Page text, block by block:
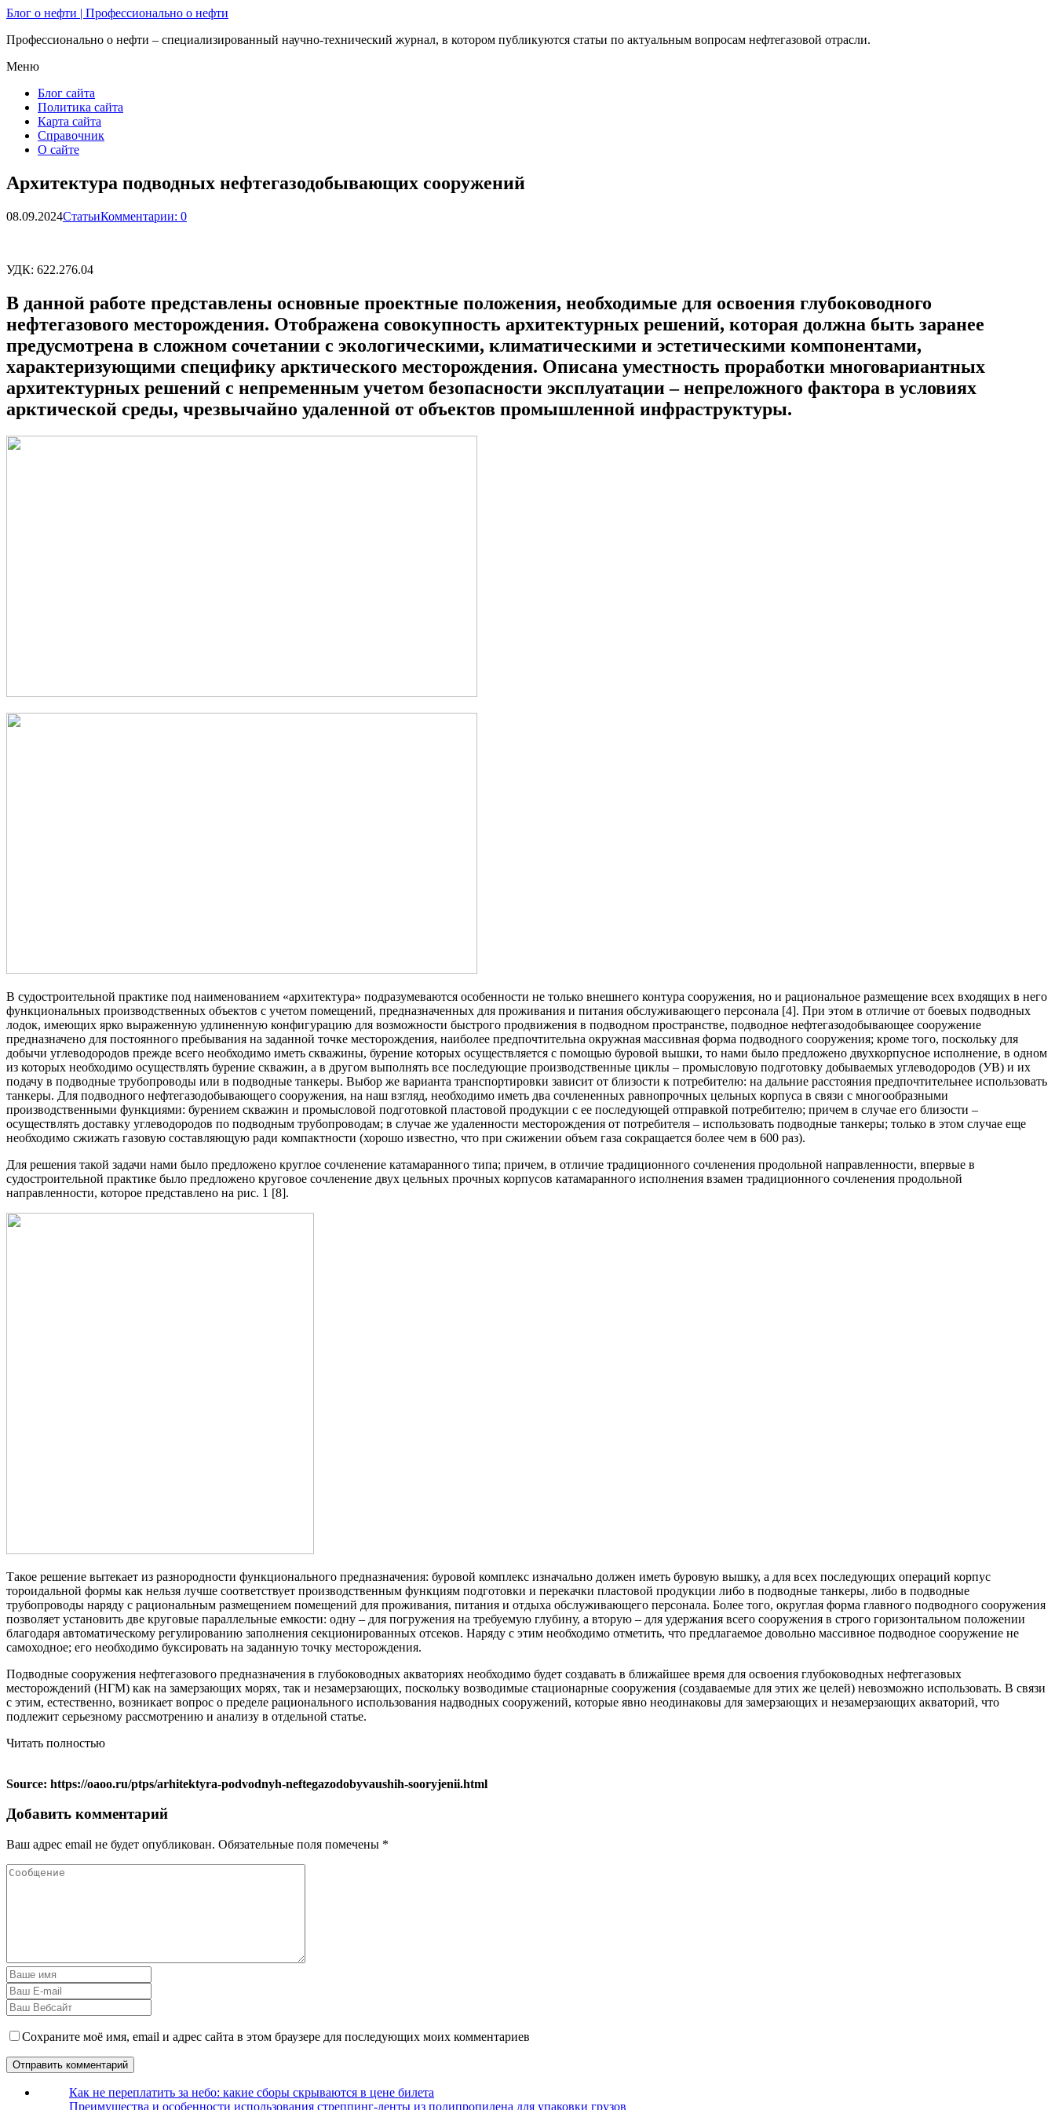
Блог о нефти | Профессионально о нефти
Профессионально о нефти – специализированный научно-технический журнал, в котором публикуются статьи по актуальным вопросам нефтегазовой отрасли.
Меню
Блог сайта
Политика сайта
Карта сайта
Справочник
О сайте
Архитектура подводных нефтегазодобывающих сооружений
08.09.2024СтатьиКомментарии: 0
УДК: 622.276.04
В данной работе представлены основные проектные положения, необходимые для освоения глубоководного
нефтегазового месторождения. Отображена совокупность архитектурных решений, которая должна быть заранее
предусмотрена в сложном сочетании с экологическими, климатическими и эстетическими компонентами,
характеризующими специфику арктического месторождения. Описана уместность проработки многовариантных
архитектурных решений с непременным учетом безопасности эксплуатации – непреложного фактора в условиях
арктической среды, чрезвычайно удаленной от объектов промышленной инфраструктуры.
В судостроительной практике под наименованием «архитектура» подразумеваются особенности не только внешнего контура сооружения, но и рациональное размещение всех входящих в него
функциональных производственных объектов с учетом помещений, предназначенных для проживания и питания обслуживающего персонала [4]. При этом в отличие от боевых подводных
лодок, имеющих ярко выраженную удлиненную конфигурацию для возможности быстрого продвижения в подводном пространстве, подводное нефтегазодобывающее сооружение
предназначено для постоянного пребывания на заданной точке месторождения, наиболее предпочтительна окружная массивная форма подводного сооружения; кроме того, поскольку для
добычи углеводородов прежде всего необходимо иметь скважины, бурение которых осуществляется с помощью буровой вышки, то нами было предложено двухкорпусное исполнение, в одном
из которых необходимо осуществлять бурение скважин, а в другом выполнять все последующие производственные циклы – промысловую подготовку добываемых углеводородов (УВ) и их
подачу в подводные трубопроводы или в подводные танкеры. Выбор же варианта транспортировки зависит от близости к потребителю: на дальние расстояния предпочтительнее использовать
танкеры. Для подводного нефтегазодобывающего сооружения, на наш взгляд, необходимо иметь два сочлененных равнопрочных цельных корпуса в связи с многообразными
производственными функциями: бурением скважин и промысловой подготовкой пластовой продукции с ее последующей отправкой потребителю; причем в случае его близости –
осуществлять доставку углеводородов по подводным трубопроводам; в случае же удаленности месторождения от потребителя – использовать подводные танкеры; только в этом случае еще
необходимо сжижать газовую составляющую ради компактности (хорошо известно, что при сжижении объем газа сокращается более чем в 600 раз).
Для решения такой задачи нами было предложено круглое сочленение катамаранного типа; причем, в отличие традиционного сочленения продольной направленности, впервые в
судостроительной практике было предложено круговое сочленение двух цельных прочных корпусов катамаранного исполнения взамен традиционного сочленения продольной
направленности, которое представлено на рис. 1 [8].
Такое решение вытекает из разнородности функционального предназначения: буровой комплекс изначально должен иметь буровую вышку, а для всех последующих операций корпус
тороидальной формы как нельзя лучше соответствует производственным функциям подготовки и перекачки пластовой продукции либо в подводные танкеры, либо в подводные
трубопроводы наряду с рациональным размещением помещений для проживания, питания и отдыха обслуживающего персонала. Более того, округлая форма главного подводного сооружения
позволяет установить две круговые параллельные емкости: одну – для погружения на требуемую глубину, а вторую – для удержания всего сооружения в строго горизонтальном положении
благодаря автоматическому регулированию заполнения секционированных отсеков. Наряду с этим необходимо отметить, что предлагаемое довольно массивное подводное сооружение не
самоходное; его необходимо буксировать на заданную точку месторождения.
Подводные сооружения нефтегазового предназначения в глубоководных акваториях необходимо будет создавать в ближайшее время для освоения глубоководных нефтегазовых
месторождений (НГМ) как на замерзающих морях, так и незамерзающих, поскольку возводимые стационарные сооружения (создаваемые для этих же целей) невозможно использовать. В связи
с этим, естественно, возникает вопрос о пределе рационального использования надводных сооружений, которые явно неодинаковы для замерзающих и незамерзающих акваторий, что
подлежит серьезному рассмотрению и анализу в отдельной статье.
Читать полностью
Source: https://oaoo.ru/ptps/arhitektyra-podvodnyh-neftegazodobyvaushih-sooryjenii.html
Добавить комментарий
Ваш адрес email не будет опубликован. Обязательные поля помечены *
Сохраните моё имя, email и адрес сайта в этом браузере для последующих моих комментариев
Как не переплатить за небо: какие сборы скрываются в цене билета
Преимущества и особенности использования стреппинг-ленты из полипропилена для упаковки грузов